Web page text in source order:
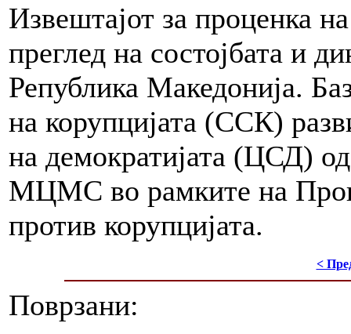
Извештајот за проценка
преглед на состојбата и
Република Македонија.
на корупцијата (ССК)
на демократијата (ЦСД)
МЦМС во рамките на
против корупцијата.
<
Поврзани: